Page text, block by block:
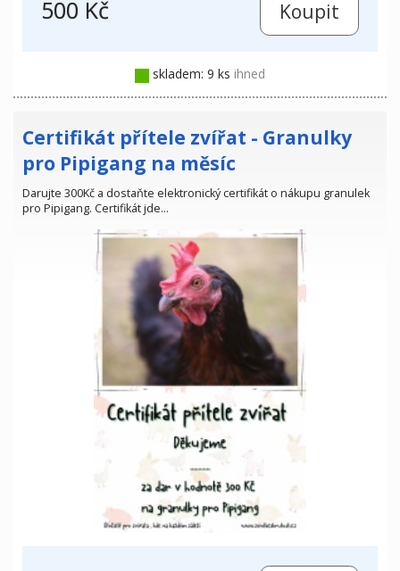
500 Kč
skladem: 9 ks ihned
Certifikát přítele zvířat - Granulky
pro Pipigang na měsíc
Darujte 300Kč a dostaňte elektronický certifikát o nákupu granulek
pro Pipigang. Certifikát jde…